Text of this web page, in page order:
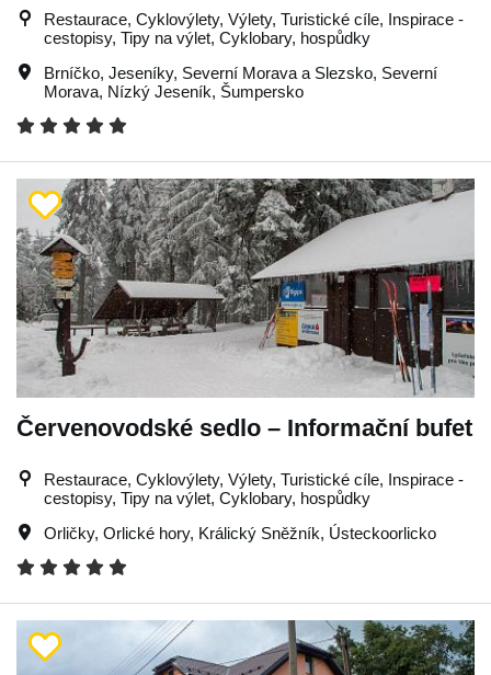
Restaurace, Cyklovýlety, Výlety, Turistické cíle, Inspirace -
cestopisy, Tipy na výlet, Cyklobary, hospůdky
Brníčko, Jeseníky, Severní Morava a Slezsko, Severní
Morava, Nízký Jeseník, Šumpersko
Červenovodské sedlo – Informační bufet
Restaurace, Cyklovýlety, Výlety, Turistické cíle, Inspirace -
cestopisy, Tipy na výlet, Cyklobary, hospůdky
Orličky, Orlické hory, Králický Sněžník, Ústeckoorlicko